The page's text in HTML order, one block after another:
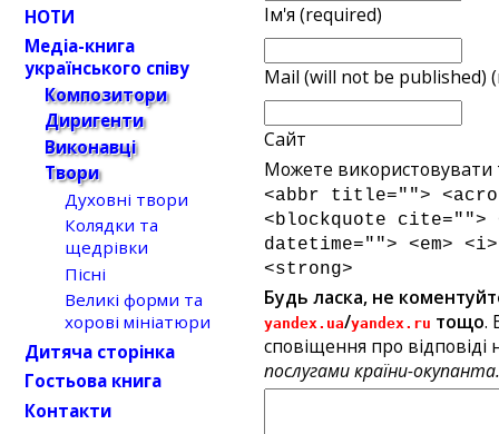
Ім'я (required)
Mail (will not be published)
Сайт
Можете використовувати
<abbr title="">
<blockquote cite="">
datetime=""> <em>
<strong>
Будь ласка, не
yandex.ua/yandex.ru тощо.
сповіщення про відповіді
послугами країни-
НОТИ
Медіа-книга
українського співу
Композитори
Диригенти
Виконавці
Твори
Духовні твори
Колядки та
щедрівки
Пісні
Великі форми та
хорові мініатюри
Дитяча сторінка
Гостьова книга
Контакти